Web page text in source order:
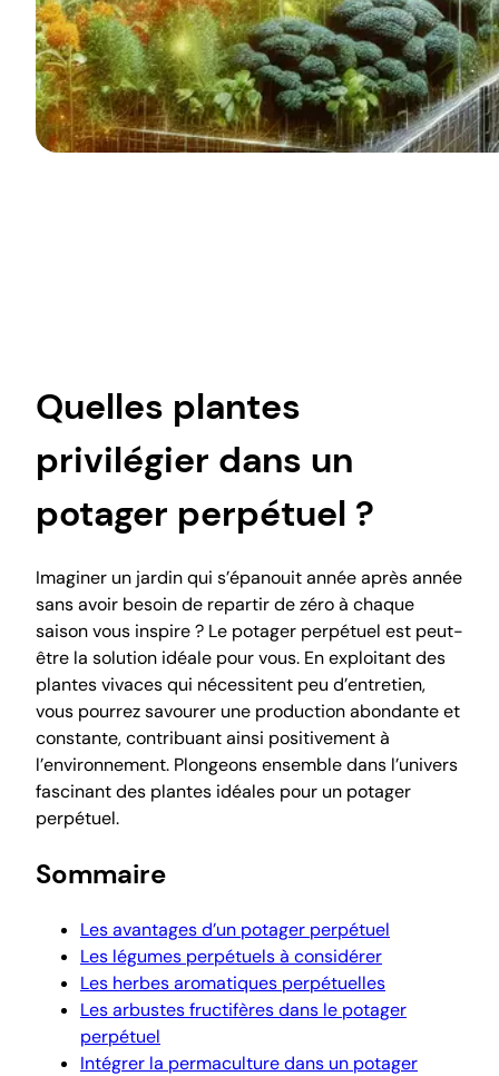
Quelles plantes
privilégier dans un
potager perpétuel ?
Imaginer un jardin qui s’épanouit année après année
sans avoir besoin de repartir de zéro à chaque
saison vous inspire ? Le potager perpétuel est peut-
être la solution idéale pour vous. En exploitant des
plantes vivaces qui nécessitent peu d’entretien,
vous pourrez savourer une production abondante et
constante, contribuant ainsi positivement à
l’environnement. Plongeons ensemble dans l’univers
fascinant des plantes idéales pour un potager
perpétuel.
Sommaire
Les avantages d’un potager perpétuel
Les légumes perpétuels à considérer
Les herbes aromatiques perpétuelles
Les arbustes fructifères dans le potager
perpétuel
Intégrer la permaculture dans un potager